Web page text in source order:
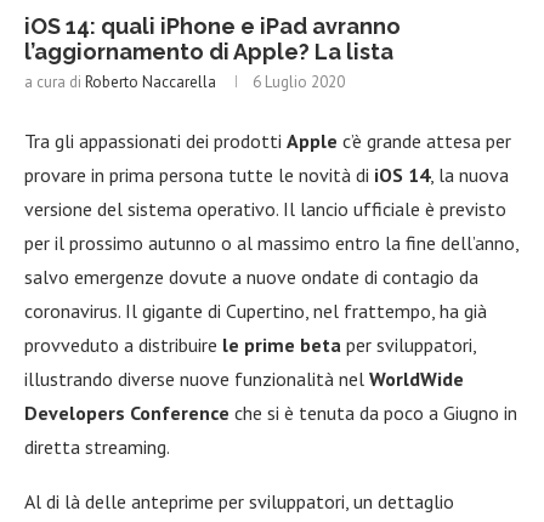
iOS 14: quali iPhone e iPad avranno
l’aggiornamento di Apple? La lista
a cura di Roberto Naccarella 6 Luglio 2020
Tra gli appassionati dei prodotti Apple c’è grande attesa per
provare in prima persona tutte le novità di iOS 14, la nuova
versione del sistema operativo. Il lancio ufficiale è previsto
per il prossimo autunno o al massimo entro la fine dell’anno,
salvo emergenze dovute a nuove ondate di contagio da
coronavirus. Il gigante di Cupertino, nel frattempo, ha già
provveduto a distribuire le prime beta per sviluppatori,
illustrando diverse nuove funzionalità nel WorldWide
Developers Conference che si è tenuta da poco a Giugno in
diretta streaming.
Al di là delle anteprime per sviluppatori, un dettaglio